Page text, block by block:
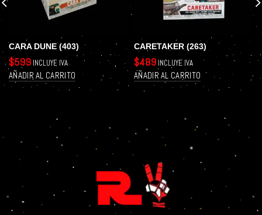
CARA DUNE (403)
$599INCLUYE IVA
AÑADIR AL CARRITO
CARETAKER (263)
$499 INCLUYE IVA
AÑADIR AL CARRITO